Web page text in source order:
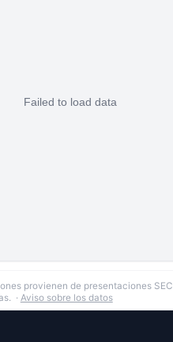
provienen de presentaciones SEC
· Aviso sobre los datos